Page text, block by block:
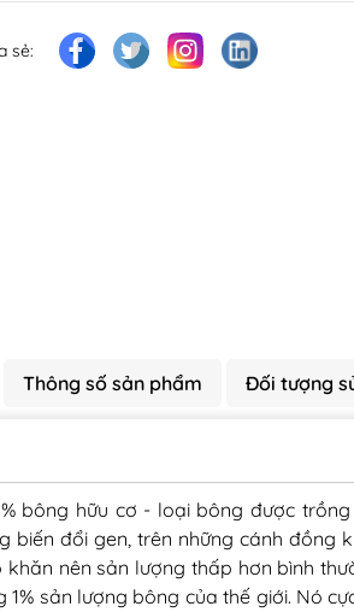
sẻ:
Thông số sản phẩm Đối tượng
bông hữu cơ - loại bông được
đổi gen, trên những cánh đồng
nên sản lượng thấp hơn bình
sản lượng bông của thế giới. Nó